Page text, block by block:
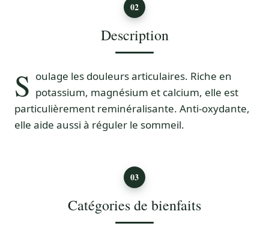
02
Description
S oulage les douleurs articulaires. Riche en
potassium, magnésium et calcium, elle est
particulièrement reminéralisante. Anti-oxydante,
elle aide aussi à réguler le sommeil.
03
Catégories de bienfaits